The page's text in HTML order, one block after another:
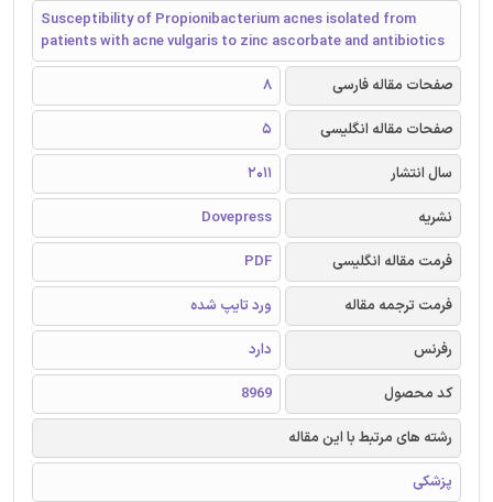
Susceptibility of Propionibacterium acnes isolated from
patients with acne vulgaris to zinc ascorbate and antibiotics
صفحات مقاله فارسی
8
صفحات مقاله انگلیسی
5
سال انتشار
2011
نشریه
Dovepress
فرمت مقاله انگلیسی
PDF
فرمت ترجمه مقاله
ورد تایپ شده
رفرنس
دارد
کد محصول
8969
رشته های مرتبط با این مقاله
پزشکی